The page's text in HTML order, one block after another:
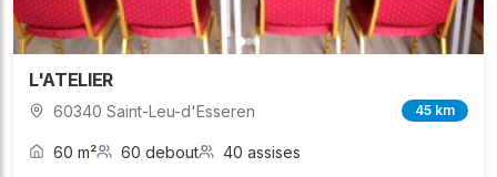
L'ATELIER
60340 Saint-Leu-d'Esseren 45 km
60 m² 60 debout 40 assises